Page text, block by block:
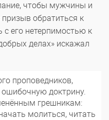
чтобы мужчины и
обратиться к
его нетерпимостью к
делах» искажал
проповедников,
доктрину.
грешникам:
молиться, читать